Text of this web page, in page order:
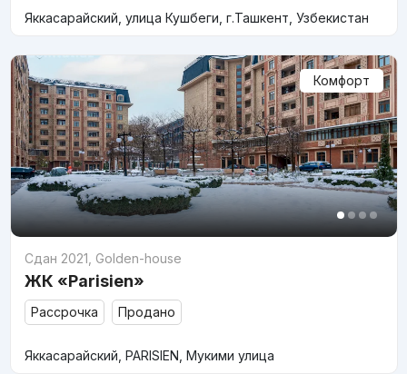
Яккасарайский, улица Кушбеги, г.Ташкент, Узбекистан
Комфорт
Сдан 2021 Golden-house
ЖК «Parisien»
Рассрочка Продано
Яккасарайский, PARISIEN, Мукими улица